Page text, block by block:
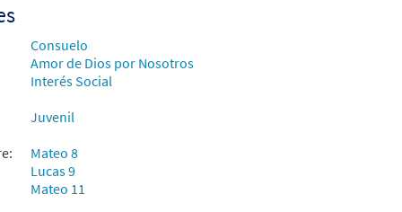
Consuelo
Amor de Dios por Nosotros
Interés Social
Juvenil
Mateo 8
Lucas 9
Mateo 11